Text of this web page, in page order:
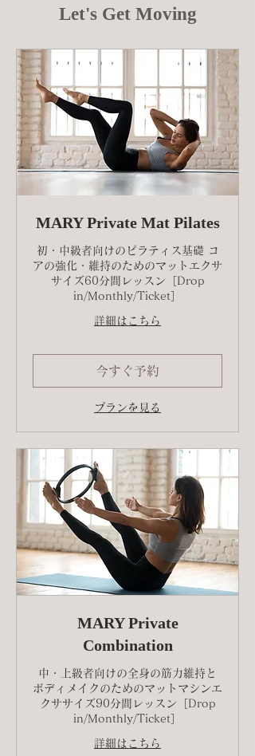
Let's Get Moving
MARY Private Mat Pilates
初・中級者向けのピラティス基礎 コ
アの強化・維持のためのマットエクサ
サイズ60分間レッスン［Drop
in/Monthly/Ticket］
詳細はこちら
今すぐ予約
プランを見る
MARY Private
Combination
中・上級者向けの全身の筋力維持と
ボディメイクのためのマットマシンエ
クササイズ90分間レッスン［Drop
in/Monthly/Ticket］
詳細はこちら